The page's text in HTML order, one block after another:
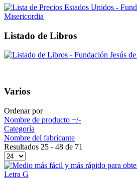
Listado de Libros
Varios
Ordenar por
Nombre de producto +/-
Categoría
Nombre del fabricante
Resultados 25 - 48 de 71